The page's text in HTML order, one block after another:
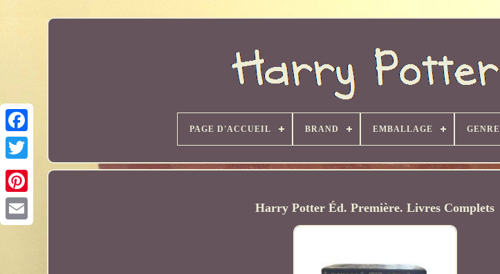
PAGE D'ACCUEIL BRAND EMBALLAGE GENRE
Harry Potter Éd. Première. Livres Complets